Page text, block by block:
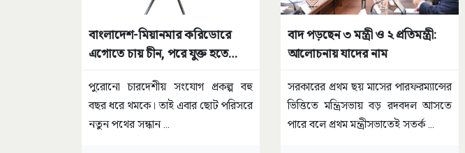
বাংলাদেশ-মিয়ানমার করিডোরে
এগোতে চায় চীন, পরে যুক্ত হতে
পুরোনো চারদেশীয় সংযোগ প্রকল্প বহু
বছর ধরে থমকে। তাই এবার ছোট পরিসরে
নতুন পথের সন্ধান...
বাদ পড়ছেন ৩ মন্ত্রী ও ২ প্রতিমন্ত্রী:
আলোচনায় যাদের নাম
সরকারের প্রথম ছয় মাসের পারফরম্যান্সের
ভিত্তিতে মন্ত্রিসভায় বড় রদবদল আসতে
পারে বলে প্রথম মন্ত্রীসভাতেই সতর্ক...